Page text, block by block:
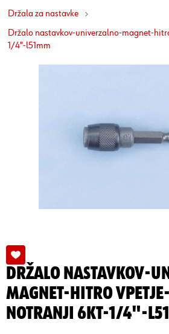
Držala za nastavke
držalo nastavkov-univerzalno-magnet-hitro vpetje-1/4"-notranji 6kt-
1/4"-l51mm
DRŽALO NASTAVKOV-
MAGNET-HITRO
NOTRANJI 6KT-1/4"-